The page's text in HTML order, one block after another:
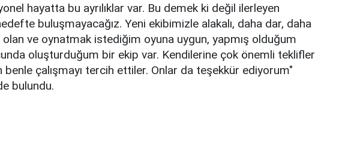
hayatta bu ayrılıklar var. Bu demek ki değil ilerleyen
buluşmayacağız. Yeni ekibimizle alakalı, daha dar, daha
ve oynatmak istediğim oyuna uygun, yapmış olduğum
oluşturduğum bir ekip var. Kendilerine çok önemli teklifler
çalışmayı tercih ettiler. Onlar da teşekkür ediyorum"
bulundu.